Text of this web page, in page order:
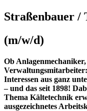
Straßenbauer /
(m/w/d)
Ob
Interessen aus ganz
– und das seit 1898!
Thema Kältetechnik
ausgezeichnetes